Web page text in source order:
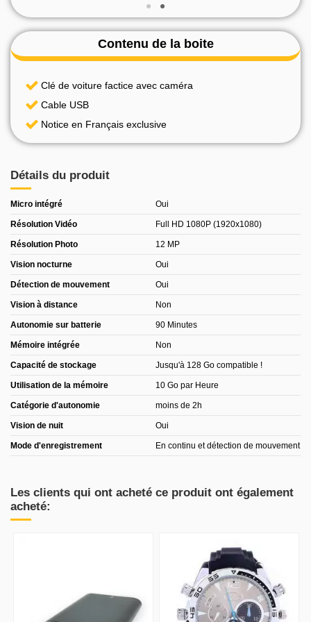
Contenu de la boite
Clé de voiture factice avec caméra
Cable USB
Notice en Français exclusive
Détails du produit
Micro intégré Oui
Résolution Vidéo Full HD 1080P (1920x1080)
Résolution Photo 12 MP
Vision nocturne Oui
Détection de mouvement Oui
Vision à distance Non
Autonomie sur batterie 90 Minutes
Mémoire intégrée Non
Capacité de stockage Jusqu'à 128 Go compatible !
Utilisation de la mémoire 10 Go par Heure
Catégorie d'autonomie moins de 2h
Vision de nuit Oui
Mode d'enregistrement En continu et détection de mouvement
Les clients qui ont acheté ce produit ont également
acheté: